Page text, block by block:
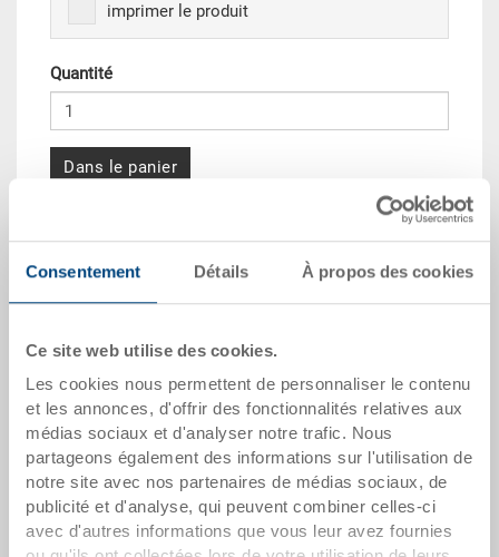
Consentement Détails À propos des cookies
Ce site web utilise des cookies.
Les cookies nous permettent de personnaliser le contenu
et les annonces, d'offrir des fonctionnalités relatives aux
médias sociaux et d'analyser notre trafic. Nous
partageons également des informations sur l'utilisation de
notre site avec nos partenaires de médias sociaux, de
publicité et d'analyse, qui peuvent combiner celles-ci
avec d'autres informations que vous leur avez fournies
imprimer le produit
Quantité
Dans le panier
Dès 10 pièces CHF 11.50
Dès 250 pièces CHF 8.30
Quantités échelonnées correspondent aux unités
d’emballage.
dates de l'article